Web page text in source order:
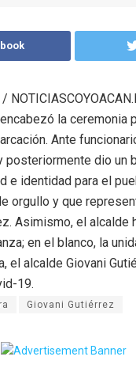
la ceremonia
Ante
posteriormente dio
e identidad para el
orgullo y que
Asimismo, el
en el blanco, la
el alcalde Giovani
19.
Giovani Gutiérrez